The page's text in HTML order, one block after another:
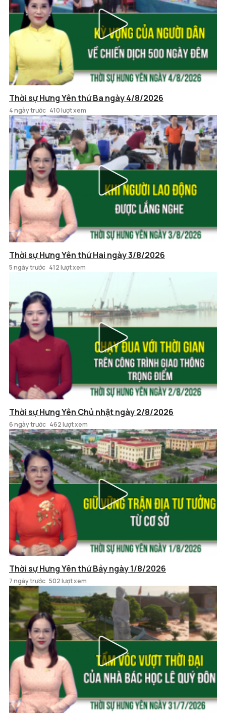
Thời sự Hưng Yên thứ Ba ngày 4/8/2026
4 ngày trước 410 lượt xem
Thời sự Hưng Yên thứ Hai ngày 3/8/2026
5 ngày trước 412 lượt xem
Thời sự Hưng Yên Chủ nhật ngày 2/8/2026
6 ngày trước 462 lượt xem
Thời sự Hưng Yên thứ Bảy ngày 1/8/2026
7 ngày trước 502 lượt xem